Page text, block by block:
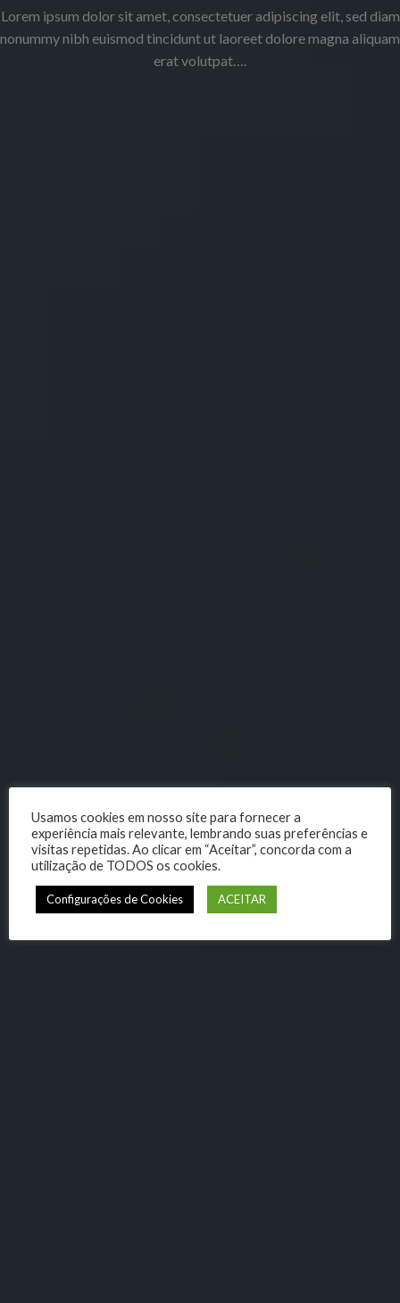
Lorem ipsum dolor sit amet, consectetuer adipiscing elit, sed diam
nonummy nibh euismod tincidunt ut laoreet dolore magna aliquam
erat volutpat….
Usamos cookies em nosso site para fornecer a
experiência mais relevante, lembrando suas preferências e
visitas repetidas. Ao clicar em “Aceitar”, concorda com a
utilização de TODOS os cookies.
Configurações de Cookies ACEITAR